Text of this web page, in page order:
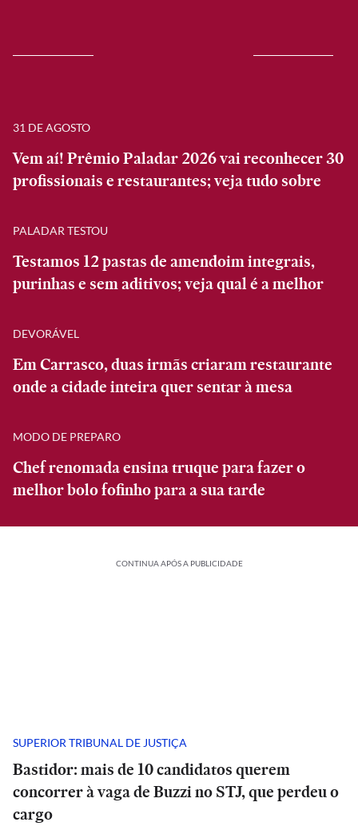
31 DE AGOSTO
Vem aí! Prêmio Paladar 2026 vai reconhecer 30
profissionais e restaurantes; veja tudo sobre
PALADAR TESTOU
Testamos 12 pastas de amendoim integrais,
purinhas e sem aditivos; veja qual é a melhor
DEVORÁVEL
Em Carrasco, duas irmãs criaram restaurante
onde a cidade inteira quer sentar à mesa
MODO DE PREPARO
Chef renomada ensina truque para fazer o
melhor bolo fofinho para a sua tarde
CONTINUA APÓS A PUBLICIDADE
SUPERIOR TRIBUNAL DE JUSTIÇA
Bastidor: mais de 10 candidatos querem
concorrer à vaga de Buzzi no STJ, que perdeu o
cargo